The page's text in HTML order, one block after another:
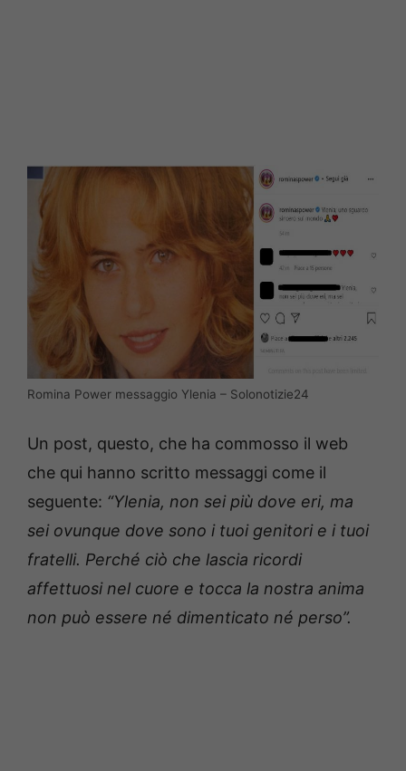
Romina Power messaggio Ylenia – Solonotizie24
Un post, questo, che ha commosso il web
che qui hanno scritto messaggi come il
seguente: “Ylenia, non sei più dove eri, ma
sei ovunque dove sono i tuoi genitori e i tuoi
fratelli. Perché ciò che lascia ricordi
affettuosi nel cuore e tocca la nostra anima
non può essere né dimenticato né perso”.